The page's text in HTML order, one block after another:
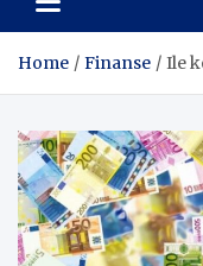
Home Finanse Ile